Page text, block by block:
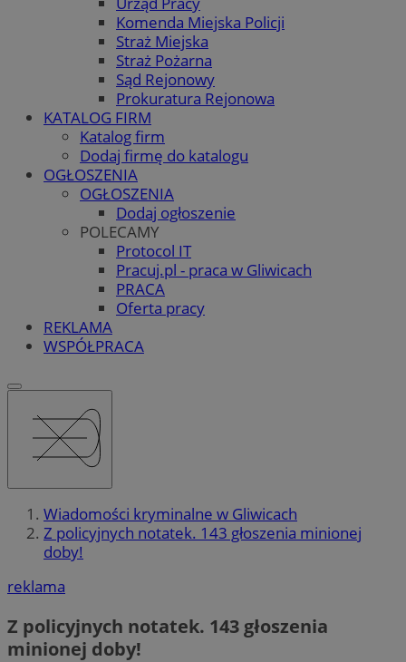
Komenda Miejska Policji
Straż Miejska
Straż Pożarna
Sąd Rejonowy
Prokuratura Rejonowa
KATALOG FIRM
Katalog firm
Dodaj firmę do katalogu
OGŁOSZENIA
OGŁOSZENIA
Dodaj ogłoszenie
POLECAMY
Protocol IT
Pracuj.pl - praca w Gliwicach
PRACA
Oferta pracy
REKLAMA
WSPÓŁPRACA
Wiadomości kryminalne w Gliwicach
Z policyjnych notatek. 143 głoszenia minionej
doby!
reklama
Z policyjnych notatek. 143 głoszenia
minionej doby!